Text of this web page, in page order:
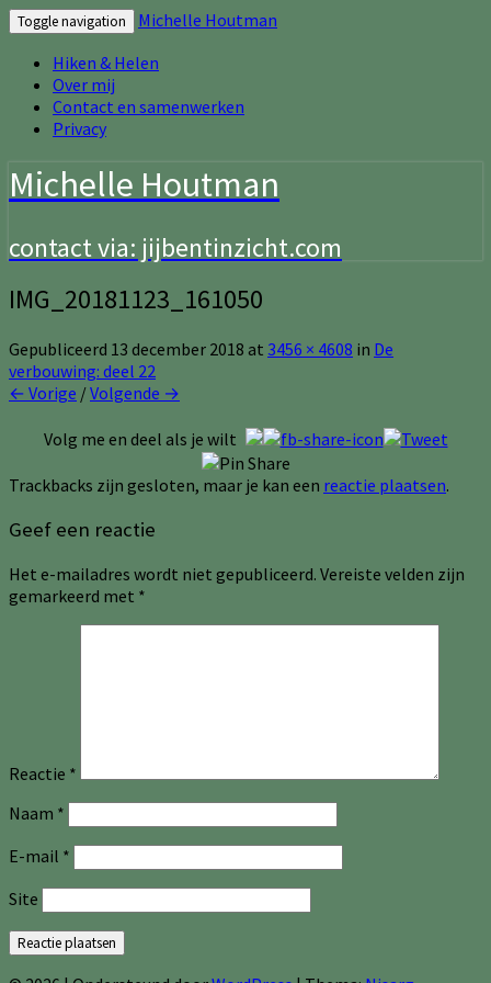
Toggle navigation
Michelle Houtman
Hiken & Helen
Over mij
Contact en samenwerken
Privacy
Michelle Houtman
contact via: jijbentinzicht.com
IMG_20181123_161050
Gepubliceerd 13 december 2018 at 3456 × 4608 in De
verbouwing: deel 22
← Vorige /Volgende →
Volg me en deel als je wilt
Trackbacks zijn gesloten, maar je kan een reactie plaatsen.
Geef een reactie
Het e-mailadres wordt niet gepubliceerd. Vereiste velden zijn
gemarkeerd met *
Reactie *
Naam *
E-mail *
Site